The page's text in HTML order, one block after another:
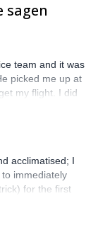
sagen
team and it was
picked me up at
my flight. I did
The
the different
acclimatised; I
immediately
for the first
on the